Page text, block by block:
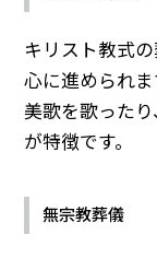
キリスト教式
心に進められ
美歌を歌った
が特徴です。
無宗教葬儀